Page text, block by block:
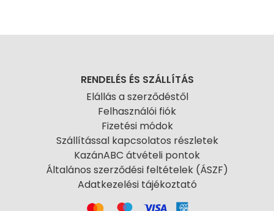
RENDELÉS ÉS SZÁLLÍTÁS
Elállás a szerződéstől
Felhasználói fiók
Fizetési módok
Szállítással kapcsolatos részletek
KazánABC átvételi pontok
Általános szerződési feltételek (ÁSZF)
Adatkezelési tájékoztató